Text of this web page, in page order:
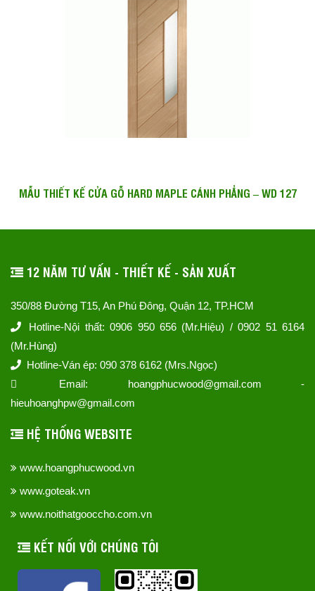
MẪU THIẾT KẾ CỬA GỖ HARD MAPLE CÁNH PHẲNG – WD 127
12 NĂM TƯ VẤN - THIẾT KẾ - SẢN XUẤT
350/88 Đường T15, An Phú Đông, Quận 12, TP.HCM
Hotline-Nội thất: 0906 950 656 (Mr.Hiệu) / 0902 51 6164
(Mr.Hùng)
Hotline-Ván ép: 090 378 6162 (Mrs.Ngọc)
Email: hoangphucwood@gmail.com -
hieuhoanghpw@gmail.com
HỆ THỐNG WEBSITE
www.hoangphucwood.vn
www.goteak.vn
www.noithatgooccho.com.vn
KẾT NỐI VỚI CHÚNG TÔI